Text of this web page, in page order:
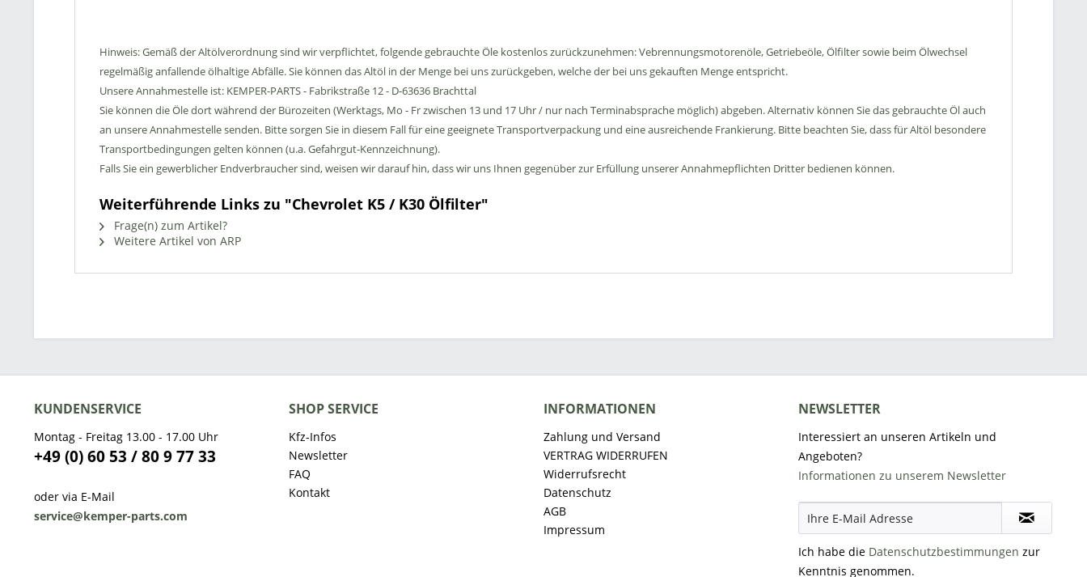
Hinweis: Gemäß der Altölverordnung sind wir verpflichtet, folgende gebrauchte Öle kostenlos zurückzunehmen: Vebrennungsmotorenöle, Getriebeöle, Ölfilter sowie beim Ölwechsel
regelmäßig anfallende ölhaltige Abfälle. Sie können das Altöl in der Menge bei uns zurückgeben, welche der bei uns gekauften Menge entspricht.
Unsere Annahmestelle ist: KEMPER-PARTS - Fabrikstraße 12 - D-63636 Brachttal
Sie können die Öle dort während der Bürozeiten (Werktags, Mo - Fr zwischen 13 und 17 Uhr / nur nach Terminabsprache möglich) abgeben. Alternativ können Sie das gebrauchte Öl auch
an unsere Annahmestelle senden. Bitte sorgen Sie in diesem Fall für eine geeignete Transportverpackung und eine ausreichende Frankierung. Bitte beachten Sie, dass für Altöl besondere
Transportbedingungen gelten können (u.a. Gefahrgut-Kennzeichnung).
Falls Sie ein gewerblicher Endverbraucher sind, weisen wir darauf hin, dass wir uns Ihnen gegenüber zur Erfüllung unserer Annahmepflichten Dritter bedienen können.
Weiterführende Links zu "Chevrolet K5 / K30 Ölfilter"
Frage(n) zum Artikel?
Weitere Artikel von ARP
KUNDENSERVICE
Montag - Freitag 13.00 - 17.00 Uhr
+49 (0) 60 53 / 80 9 77 33
oder via E-Mail
service@kemper-parts.com
SHOP SERVICE
Kfz-Infos
Newsletter
FAQ
Kontakt
INFORMATIONEN
Zahlung und Versand
VERTRAG WIDERRUFEN
Widerrufsrecht
Datenschutz
AGB
Impressum
NEWSLETTER
Interessiert an unseren Artikeln und
Angeboten?
Informationen zu unserem Newsletter
Ich habe die Datenschutzbestimmungen zur
Kenntnis genommen.